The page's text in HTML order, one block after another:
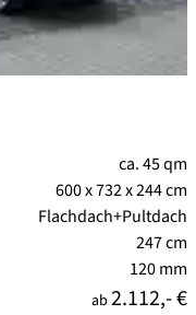
ca. 45 qm
600 x 732 x 244 cm
Flachdach+Pultdach
247 cm
120 mm
ab 2.112,- €